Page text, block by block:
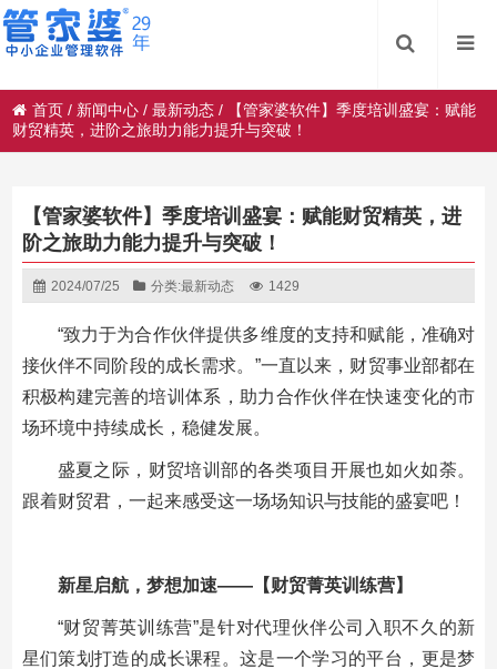
首页 / 新闻中心 /最新动态 /
【管家婆软件】季度培训盛宴：赋能
财贸精英，进阶之旅助力能力提升与突破！
【管家婆软件】季度培训盛宴：赋能财贸精英，进
阶之旅助力能力提升与突破！
2024/07/25 分类:最新动态 1429
“致力于为合作伙伴提供多维度的支持和赋能，准确对
接伙伴不同阶段的成长需求。”一直以来，财贸事业部都在
积极构建完善的培训体系，助力合作伙伴在快速变化的市
场环境中持续成长，稳健发展。
盛夏之际，财贸培训部的各类项目开展也如火如荼。
跟着财贸君，一起来感受这一场场知识与技能的盛宴吧！
新星启航，梦想加速——【财贸菁英训练营】
“财贸菁英训练营”是针对代理伙伴公司入职不久的新
星们策划打造的成长课程。这是一个学习的平台，更是梦